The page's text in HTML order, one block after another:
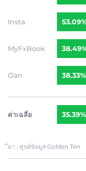
Insta
MyFxBook
Oan 38.33%
ค่าเฉลี่ย 35.39%
ี่มา : ศูนย์ข้อมูล Golden Ten